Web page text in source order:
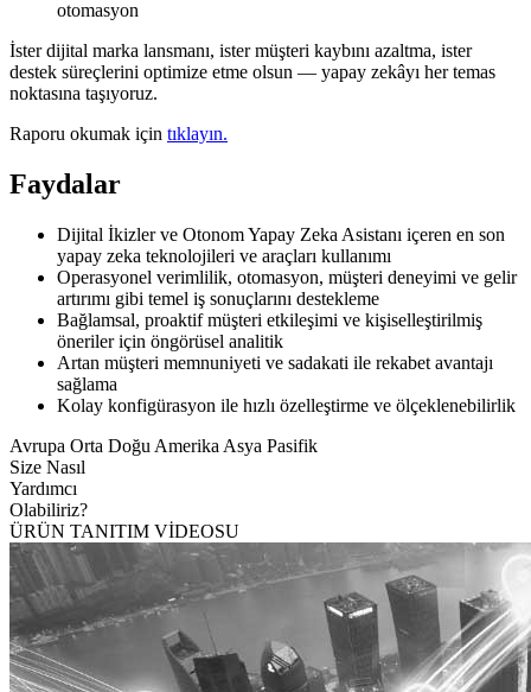
otomasyon
İster dijital marka lansmanı, ister müşteri kaybını azaltma, ister
destek süreçlerini optimize etme olsun — yapay zekâyı her temas
noktasına taşıyoruz.
Raporu okumak için tıklayın.
Faydalar
Dijital İkizler ve Otonom Yapay Zeka Asistanı içeren en son
yapay zeka teknolojileri ve araçları kullanımı
Operasyonel verimlilik, otomasyon, müşteri deneyimi ve gelir
artırımı gibi temel iş sonuçlarını destekleme
Bağlamsal, proaktif müşteri etkileşimi ve kişiselleştirilmiş
öneriler için öngörüsel analitik
Artan müşteri memnuniyeti ve sadakati ile rekabet avantajı
sağlama
Kolay konfigürasyon ile hızlı özelleştirme ve ölçeklenebilirlik
Avrupa Orta Doğu Amerika Asya Pasifik
Size Nasıl
Yardımcı
Olabiliriz?
ÜRÜN TANITIM VİDEOSU